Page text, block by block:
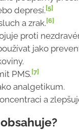
depresí. [5]
a zrak. [6]
proti
jako
PMS. [7]
analgetikum.
a